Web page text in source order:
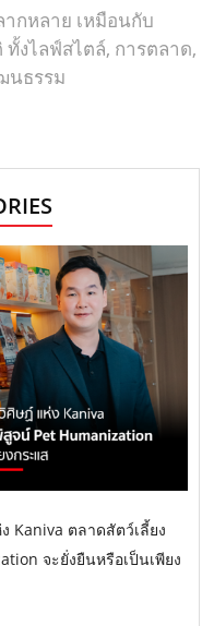
กหลาย เหมือนกับ
งไลฟ์สไตล์, การตลาด,
นธรรม
Kaniva ตลาดสัตว์เลี้ยง
จะยั่งยืนหรือเป็นเพียง